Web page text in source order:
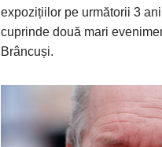
expozițiilor pe următorii 3
cuprinde două mari
Brâncuși.